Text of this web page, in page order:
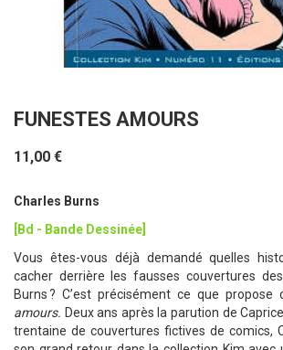
FUNESTES AMOURS
11,00 €
Charles Burns
[Bd - Bande Dessinée]
Vous êtes-vous déjà demandé quelles
cacher derrière les fausses couvertures
Burns ? C’est précisément ce que propose
amours. Deux ans après la parution de
trentaine de couvertures fictives de comics,